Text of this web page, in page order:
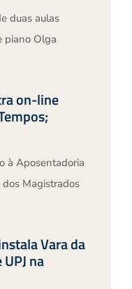
duas aulas
piano Olga
on-line
à Aposentadoria
Magistrados
Vara da
na